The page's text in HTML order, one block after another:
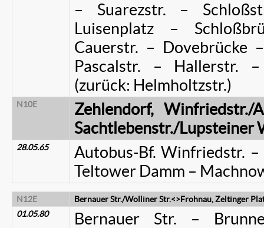
– Suarezstr. –
Luisenplatz –
Cauerstr. – Dovebrücke
Pascalstr. – Hallerstr.
(zurück: Helmholtzstr.)
N10E
Zehlendorf, Winfriedstr./
Sachtlebenstr./Lupsteiner
28.05.65
Autobus-Bf. Winfriedstr.
Teltower Damm –
N12E
Bernauer Str./Wolliner Str.<>Frohnau, Zeltinger
01.05.80
Bernauer Str. –